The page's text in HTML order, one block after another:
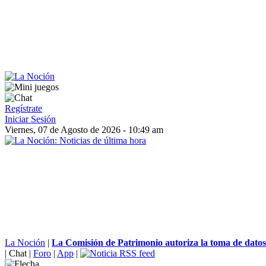
Regístrate
Iniciar Sesión
Viernes, 07 de Agosto de 2026 - 10:49 am
La Noción | La Comisión de Patrimonio autoriza la toma de
| Chat | Foro | App |